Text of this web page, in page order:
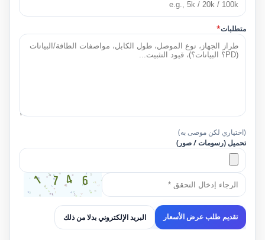
متطلبات*
(اختياري لكن موصى به)
تحميل (رسومات / صور)
تقديم طلب عرض الأسعار البريد الإلكتروني بدلا من ذلك